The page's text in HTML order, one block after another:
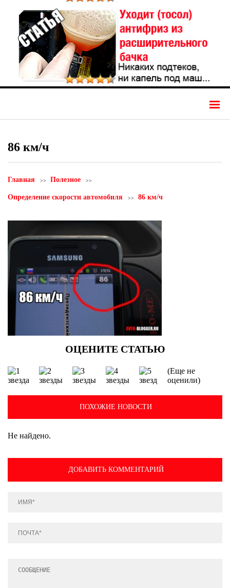
86 км/ч
Главная Полезное
Определение скорости автомобиля 86 км/ч
(Еще не
оценили)
ПОХОЖИЕ НОВОСТИ
Не найдено.
ДОБАВИТЬ КОММЕНТАРИЙ